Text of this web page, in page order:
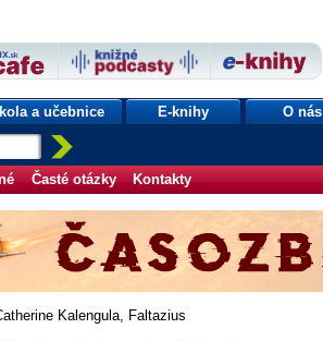
a učebnice E-knihy O nás
Časté otázky Kontakty
Kalengula, Faltazius